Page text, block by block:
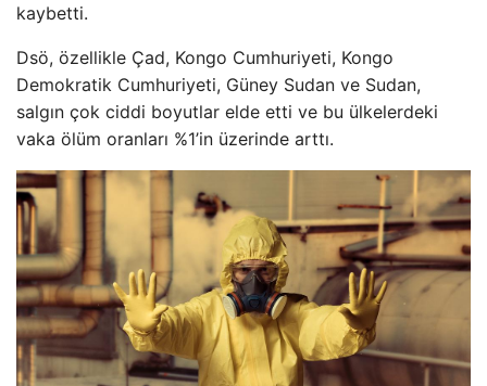
kaybetti.
Dsö, özellikle Çad, Kongo Cumhuriyeti, Kongo
Demokratik Cumhuriyeti, Güney Sudan ve Sudan,
salgın çok ciddi boyutlar elde etti ve bu ülkelerdeki
vaka ölüm oranları %1’in üzerinde arttı.